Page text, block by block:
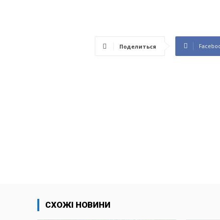
Поделиться
СХОЖІ НОВИНИ